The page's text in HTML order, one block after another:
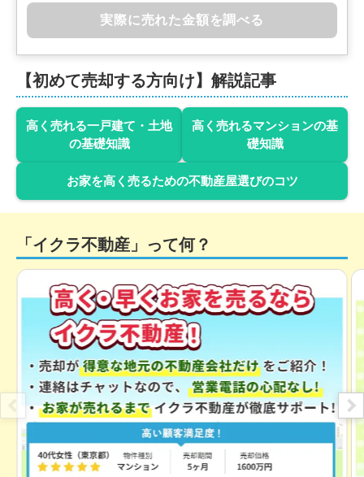
2,900 2025年2月
新井口パークホームズ
階数:8 階 専有面積:67 ㎡
2,900 万円 2025年2月
階数:7階 専有面積:71㎡
1,700万円 2024年11月
アーバンタワー麻里布2番館
階数:2階 専有面積:66㎡
1,900万円 2024年11月
実際に売れた金額を調べる
【初めて売却する方向け】解説記事
高く売れる一戸建て・土地
の基礎知識
高く売れるマンションの基
礎知識
お家を高く売るための不動産屋選びのコツ
「イクラ不動産」って何？